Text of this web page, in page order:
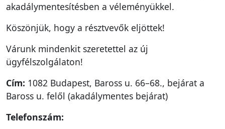
akadálymentesítésben a véleményükkel.
Köszönjük, hogy a résztvevők eljöttek!
Várunk mindenkit szeretettel az új
ügyfélszolgálaton!
Cím: 1082 Budapest, Baross u. 66–68., bejárat a
Baross u. felől (akadálymentes bejárat)
Telefonszám: